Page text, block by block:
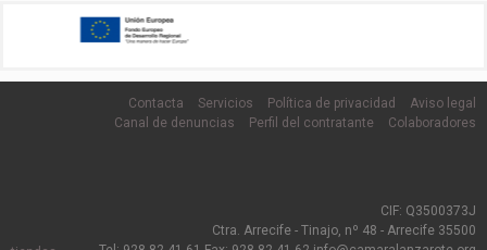
Contacta Servicios Política de privacidad
Aviso legal
Canal de denuncias
Perfil del contratante Colaboradores
CIF: Q3500373J
Ctra. Arrecife - Tinajo, nº 48 - Arrecife 35500